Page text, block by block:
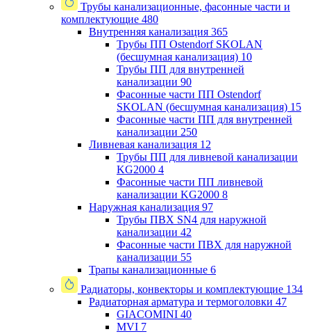
Трубы канализационные, фасонные части и
комплектующие 480
Внутренняя канализация 365
Трубы ПП Ostendorf SKOLAN
(бесшумная канализация) 10
Трубы ПП для внутренней
канализации 90
Фасонные части ПП Ostendorf
SKOLAN (бесшумная канализация) 15
Фасонные части ПП для внутренней
канализации 250
Ливневая канализация 12
Трубы ПП для ливневой канализации
KG2000 4
Фасонные части ПП ливневой
канализации KG2000 8
Наружная канализация 97
Трубы ПВХ SN4 для наружной
канализации 42
Фасонные части ПВХ для наружной
канализации 55
Трапы канализационные 6
Радиаторы, конвекторы и комплектующие 134
Радиаторная арматура и термоголовки 47
GIACOMINI 40
MVI 7